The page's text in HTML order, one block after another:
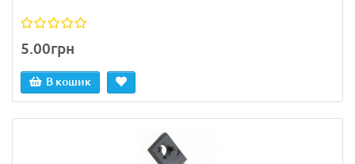
5.00грн
В кошик